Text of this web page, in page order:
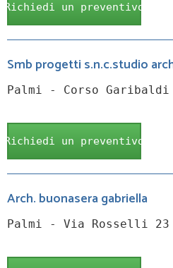
Richiedi un preventivo
Smb progetti s.n.c.studio
Palmi - Corso Garibaldi
Richiedi un preventivo
Arch. buonasera gabriella
Palmi - Via Rosselli 23